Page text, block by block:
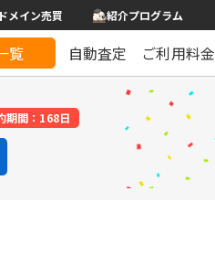
ドメイン売買 紹介プログラム
覧 自動査定 ご利用料金
期間：168日